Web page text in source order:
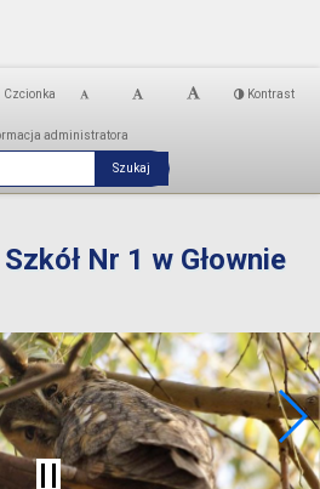
Czcionka Kontrast
administratora
Nr 1 w Głownie